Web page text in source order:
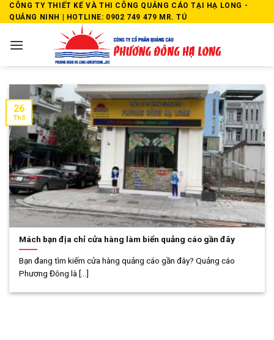
Skip
to
CÔNG TY THIẾT KẾ VÀ THI CÔNG QUẢNG CÁO TẠI HẠ LONG -
QUẢNG NINH | HOTLINE: 0902 749 479 MR. TÚ
Mách bạn địa chỉ cửa hàng làm biển quảng cáo gần đây
Bạn đang tìm kiếm cửa hàng quảng cáo gần đây? Quảng cáo
Phương Đông là [...]
26
Th3